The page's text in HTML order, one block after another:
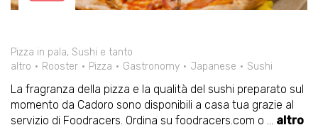
Pizza in pala, Sushi e tanto
altro
Rooster Pizza Gastronomy Japanese Sushi
La fragranza della pizza e la qualità del sushi preparato sul
momento da Cadoro sono disponibili a casa tua grazie al
servizio di Foodracers. Ordina su foodracers.com o ... altro